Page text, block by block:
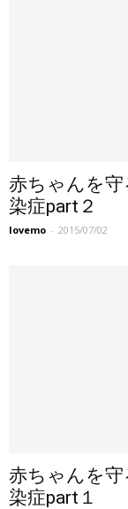
赤ちゃんを
染症part２
lovemo - 2015/07/02
赤ちゃんを
染症part１